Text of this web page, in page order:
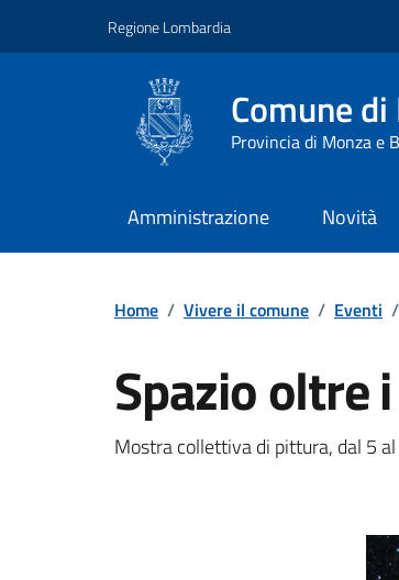
Regione Lombardia
Comune
Provincia di Monza e
Amministrazione Novità
Home / Vivere il comune / Eventi /
Spazio oltre
Dettagli della
Mostra collettiva di pittura, dal 5